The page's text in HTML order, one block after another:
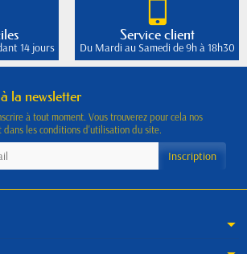
14 jours
Service client
Du Mardi au Samedi de 9h à 18h30
la newsletter
à tout moment. Vous trouverez pour cela nos
les conditions d'utilisation du site.